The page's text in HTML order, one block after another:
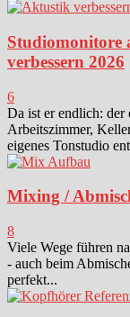
Studiomonitore
verbessern 2026
6
Da ist er endlich: der
Arbeitszimmer,
eigenes Tonstudio
Mixing /
8
Viele Wege führen
- auch beim
perfekt...